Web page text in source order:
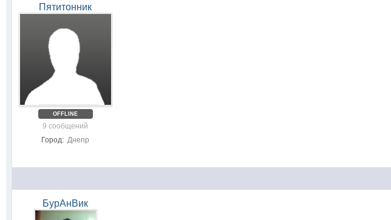
Пятитонник
OFFLINE
9 сообщений
Город: Днепр
БурАнВик